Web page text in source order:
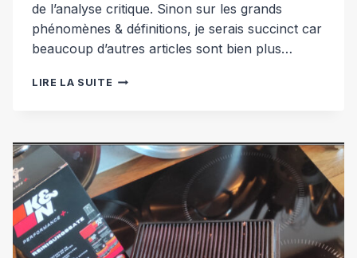
de l’analyse critique. Sinon sur les grands
phénomènes & définitions, je serais succinct car
beaucoup d’autres articles sont bien plus…
LIRE LA SUITE ETHANOL
DIAGNOSTIC
[LAGUNA
III
GT205]